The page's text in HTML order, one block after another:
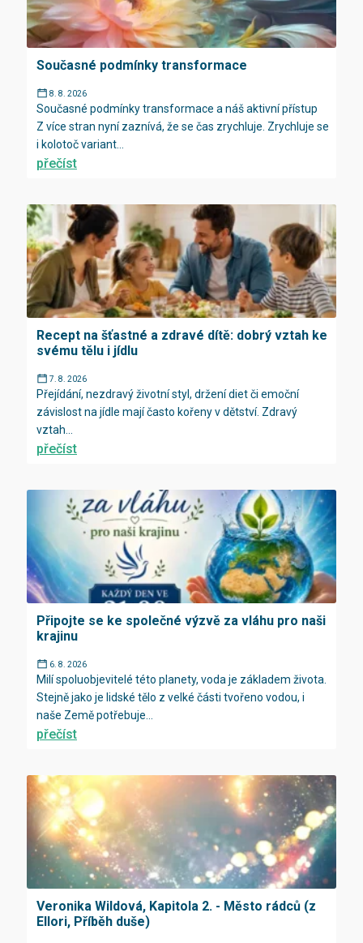
Současné podmínky transformace
8. 8. 2026
Současné podmínky transformace a náš aktivní přístup
Z více stran nyní zaznívá, že se čas zrychluje. Zrychluje se
i kolotoč variant...
přečíst
Recept na šťastné a zdravé dítě: dobrý vztah ke
svému tělu i jídlu
7. 8. 2026
Přejídání, nezdravý životní styl, držení diet či emoční
závislost na jídle mají často kořeny v dětství. Zdravý
vztah...
přečíst
Připojte se ke společné výzvě za vláhu pro naši
krajinu
6. 8. 2026
Milí spoluobjevitelé této planety, voda je základem života.
Stejně jako je lidské tělo z velké části tvořeno vodou, i
naše Země potřebuje...
přečíst
Veronika Wildová, Kapitola 2. - Město rádců (z
Ellori, Příběh duše)